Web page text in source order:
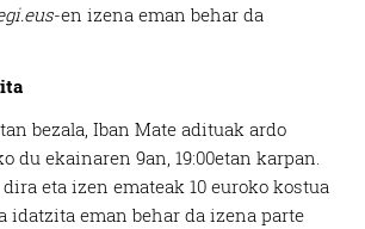
-en izena eman behar da
bezala, Iban Mate adituak ardo
du ekainaren 9an, 19:00etan karpan.
eta izen emateak 10 euroko kostua
idatzita eman behar da izena parte